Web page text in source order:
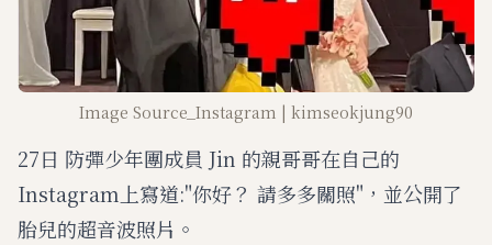
Image Source_Instagram | kimseokjung90
27日 防彈少年團成員 Jin 的親哥哥在自己的
Instagram上寫道:"你好？ 請多多關照"，並公開了
胎兒的超音波照片。